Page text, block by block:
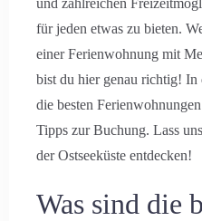
und zahlreichen
für jeden etwas zu bieten.
einer Ferienwohnung mit
bist du hier genau richtig!
die besten
Tipps zur Buchung. Lass
der Ostseeküste entdecken!
Was sind die